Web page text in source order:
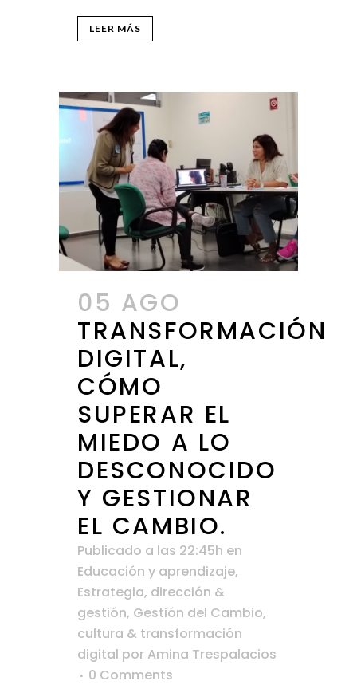
LEER MÁS
05 AGO
TRANSFORMACIÓN
DIGITAL,
CÓMO
SUPERAR EL
MIEDO A LO
DESCONOCIDO
Y GESTIONAR
EL CAMBIO.
Publicado a las 22:45h en
Educación y aprendizaje,
Estrategia, dirección &
gestión, Gestión del Cambio,
cultura & transformación
digital por Amina Trespalacios
0 Comments